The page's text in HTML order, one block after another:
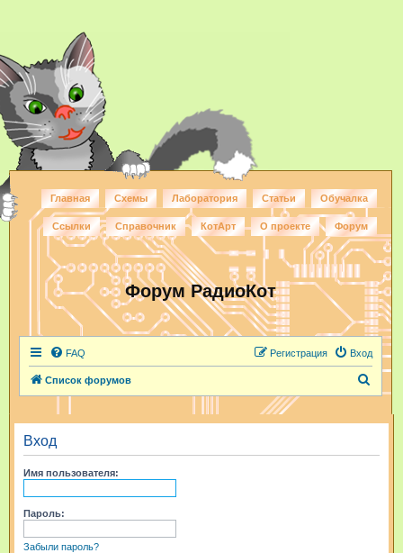
Главная Схемы Лаборатория Статьи Обучалка
Ссылки Справочник КотАрт О проекте Форум
Форум РадиоКот
FAQ Вход
Регистрация
Список форумов
и
Вход
Имя пользователя:
Пароль:
Забыли пароль?